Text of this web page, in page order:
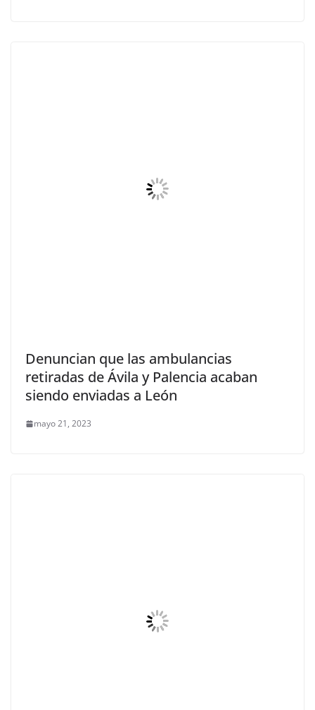
Denuncian que las ambulancias
retiradas de Ávila y Palencia acaban
siendo enviadas a León
mayo 21, 2023